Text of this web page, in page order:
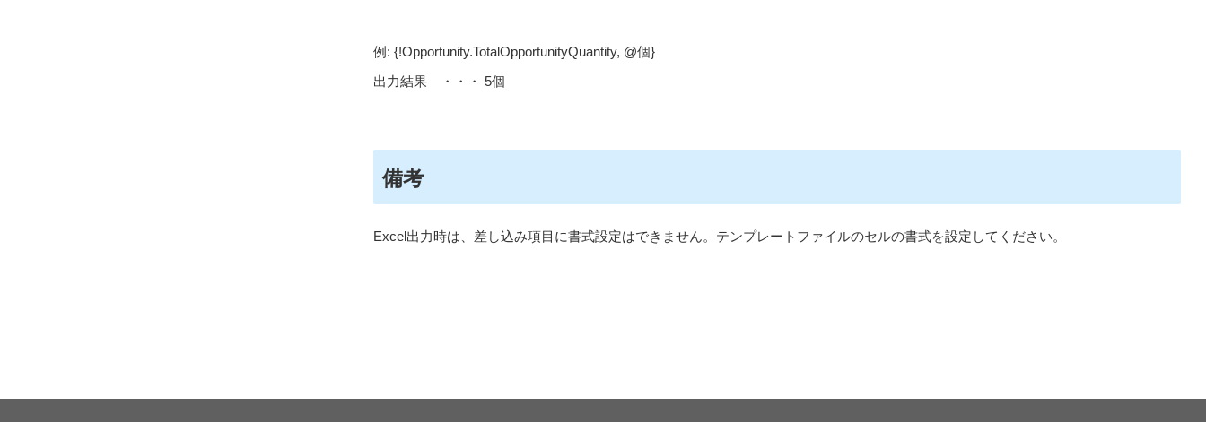
例: {!Opportunity.TotalOpportunityQuantity, @個}
出力結果 ・・・ 5個
備考
Excel出力時は、差し込み項目に書式設定はできません。テンプレートファイルのセルの書式を設定してください。